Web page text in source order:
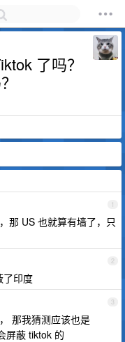
了吗？
1
那 US 也就算有墙了，只
2
了印度
3
那我猜测应该也是
屏蔽 tiktok 的